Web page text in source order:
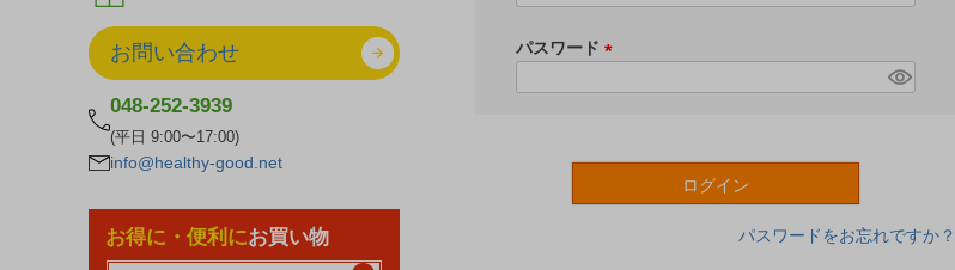
お問い合わせ
048-252-3939
(平日 9:00〜17:00)
info@healthy-good.net
お得に・便利にお買い物
)
パスワード
ログイン
パスワードをお忘れですか？